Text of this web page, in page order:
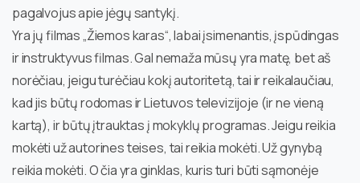
pagalvojus apie jėgų santykį.
Yra jų filmas „Žiemos karas“, labai įsimenantis, įspūdingas
ir instruktyvus filmas. Gal nemaža mūsų yra matę, bet aš
norėčiau, jeigu turėčiau kokį autoritetą, tai ir reikalaučiau,
kad jis būtų rodomas ir Lietuvos televizijoje (ir ne vieną
kartą), ir būtų įtrauktas į mokyklų programas. Jeigu reikia
mokėti už autorines teises, tai reikia mokėti. Už gynybą
reikia mokėti. O čia yra ginklas, kuris turi būti sąmonėje